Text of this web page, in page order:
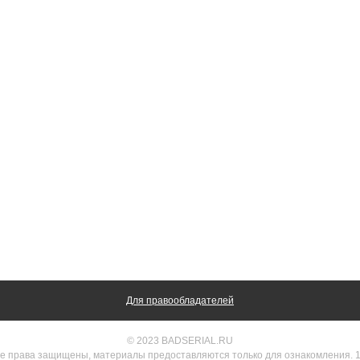
Для правообладателей
© 2023 BADSERIAL.RU
права защищены, материалы предоставляются только для ознакомления.